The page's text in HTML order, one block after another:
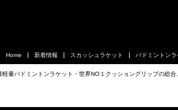
量バドミントンラケット・世界NO１クッショングリップの総
Home 新着情報 スカッシュラケット バドミントン